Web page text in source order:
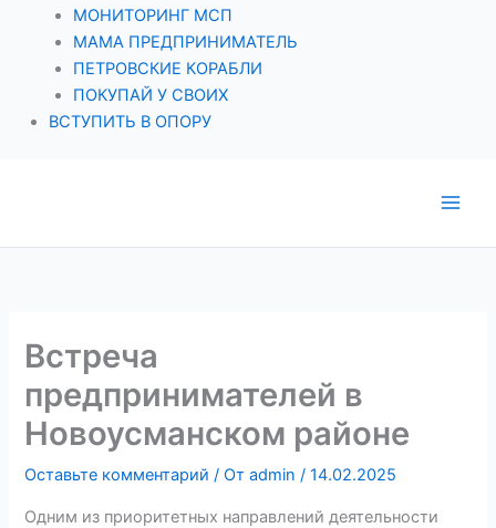
МОНИТОРИНГ МСП
МАМА ПРЕДПРИНИМАТЕЛЬ
ПЕТРОВСКИЕ КОРАБЛИ
ПОКУПАЙ У СВОИХ
ВСТУПИТЬ В ОПОРУ
Встреча
предпринимателей в
Новоусманском районе
Оставьте комментарий / Отadmin/14.02.2025
Одним из приоритетных направлений деятельности